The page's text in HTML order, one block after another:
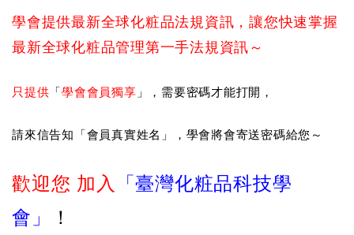
學會提供最新全球化粧品法規資訊，讓您快速掌握
最新全球化粧品管理第一手法規資訊～
只提供 「學會會員獨享 」，需要密碼才能打開，
請來信告知「會員真實姓名」，學會將會寄送密碼給您～
歡迎您 加入
「臺灣化粧品科技學
會」
！